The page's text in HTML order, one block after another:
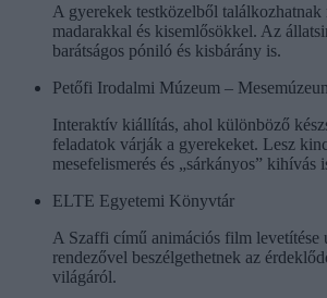
A gyerekek testközelből
madarakkal és kisemlősökkel. Az
barátságos póniló és kisbárány is.
Petőfi Irodalmi Múzeum –
Interaktív kiállítás, ahol különböző
feladatok várják a gyerekeket. Lesz
mesefelismerés és „sárkányos” kihívás
ELTE Egyetemi Könyvtár
A Szaffi című animációs film levetítése
rendezővel beszélgethetnek az
világáról.